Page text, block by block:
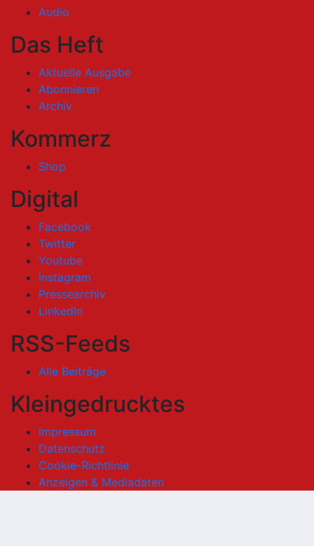
Audio
Das Heft
Aktuelle Ausgabe
Abonnieren
Archiv
Kommerz
Shop
Digital
Facebook
Twitter
Youtube
Instagram
Pressearchiv
LinkedIn
RSS-Feeds
Alle Beiträge
Kleingedrucktes
Impressum
Datenschutz
Cookie-Richtlinie
Anzeigen & Mediadaten